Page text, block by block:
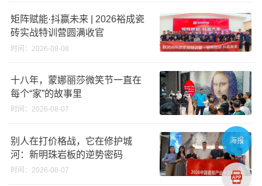
矩阵赋能·抖赢未来 | 2026裕成瓷
砖实战特训营圆满收官
时间：2026-08-08
十八年，蒙娜丽莎微笑节一直在
每个“家”的故事里
时间：2026-08-07
别人在打价格战，它在修护城
河：新明珠岩板的逆势密码
时间：2026-08-07
海报